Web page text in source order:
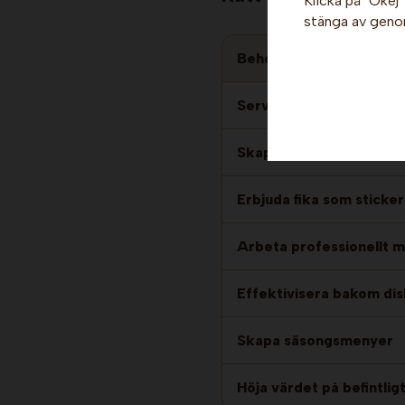
Behov i verksamheten
Servera varma desserter
Skapa fler
Erbjuda fika som
Arbeta professionellt
Effektivisera bakom
Skapa säsongsmenyer
Höja värdet på
stänga av